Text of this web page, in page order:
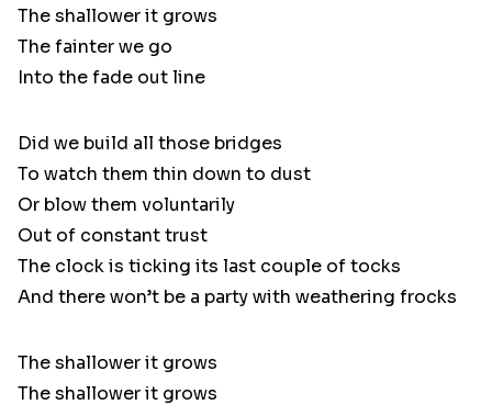
The shallower it grows
The fainter we go
Into the fade out line
Did we build all those bridges
To watch them thin down to dust
Or blow them voluntarily
Out of constant trust
The clock is ticking its last couple of tocks
And there won’t be a party with weathering frocks
The shallower it grows
The shallower it grows